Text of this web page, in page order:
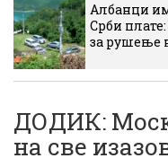
Албанци
Срби
за рушење
ДОДИК:
на све